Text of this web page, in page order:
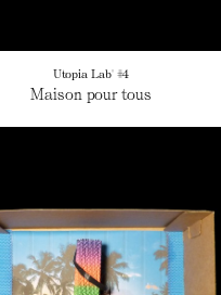
Utopia Lab' #4
Maison pour tous